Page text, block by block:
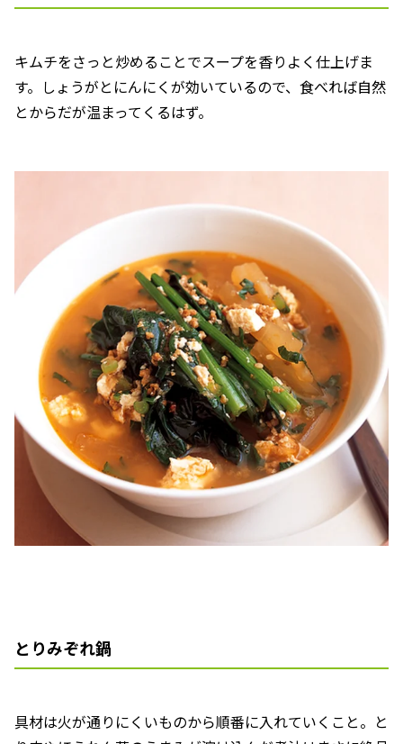
キムチをさっと炒めることでスープを香りよく仕上げま
す。しょうがとにんにくが効いているので、食べれば自然
とからだが温まってくるはず。
とりみぞれ鍋
具材は火が通りにくいものから順番に入れていくこと。と